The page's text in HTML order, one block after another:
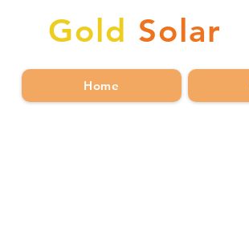
Gold Solar
Home